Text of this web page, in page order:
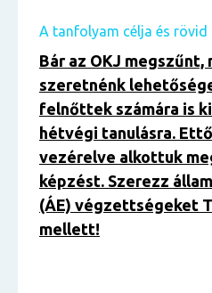
A tanfolyam célja és rövid
Bár az OKJ megszűnt,
szeretnénk
felnőttek számára is
hétvégi tanulásra.
vezérelve alkottuk
képzést. Szerezz
(ÁE) végzettségeket
mellett!